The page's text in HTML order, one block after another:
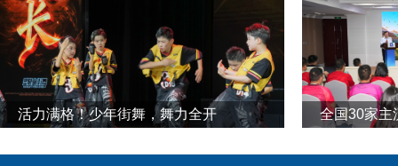
活力满格！少年街舞，舞力全开 全国30家主